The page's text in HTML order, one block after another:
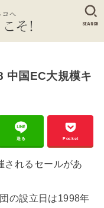
SEARCH
中国EC大規模キ
送る Pocket
されるセールがあ
の設立日は1998年